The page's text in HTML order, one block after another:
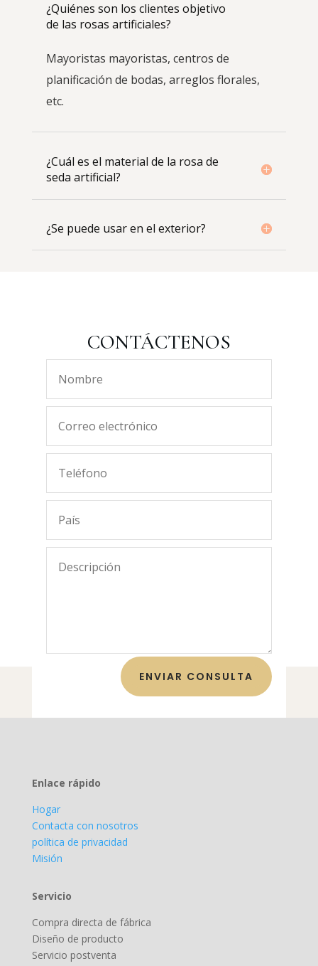
¿Quiénes son los clientes objetivo
de las rosas artificiales?
Mayoristas mayoristas, centros de
planificación de bodas, arreglos florales,
etc.
¿Cuál es el material de la rosa de
seda artificial?
¿Se puede usar en el exterior?
CONTÁCTENOS
ENVIAR CONSULTA
Enlace rápido
Hogar
Contacta con nosotros
política de privacidad
Misión
Servicio
Compra directa de fábrica
Diseño de producto
Servicio postventa